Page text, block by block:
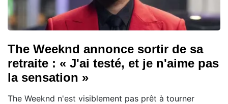
The Weeknd annonce sortir de sa
retraite : « J'ai testé, et je n'aime pas
la sensation »
The Weeknd n'est visiblement pas prêt à tourner